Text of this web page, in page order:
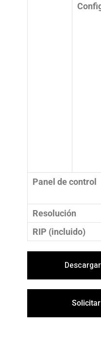
Panel de control
Resolución
RIP (incluido)